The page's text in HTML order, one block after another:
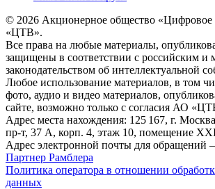
© 2026 Акционерное общество
«ЦТВ».
Все права на любые материалы,
защищены в соответствии с российским
законодательством об интеллектуальной
Любое использование материалов, в том
фото, аудио и видео материалов,
сайте, возможно только с согласия АО
Адрес места нахождения: 125 167, г.
пр-т, 37 А, корп. 4, этаж 10, помещение
Адрес электронной почты для обращений
Партнер Рамблера
Политика оператора в отношении
данных